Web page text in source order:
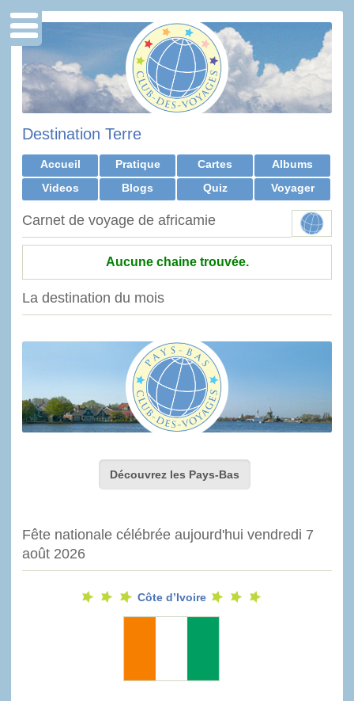
Destination Terre
Accueil Pratique Cartes
Albums
Videos
Blogs Quiz Voyager
Carnet de voyage de africamie
Aucune chaine trouvée.
La destination du mois
Découvrez les Pays-Bas
Fête nationale célébrée aujourd'hui vendredi 7
août 2026
Côte d’Ivoire